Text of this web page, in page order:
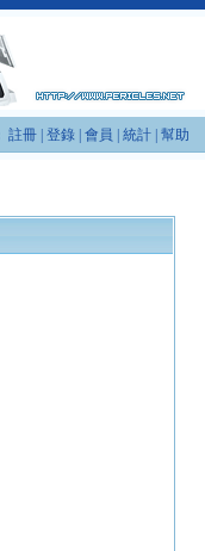
註冊| 登錄| 會員 統計| 幫助